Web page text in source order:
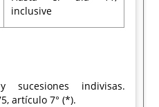
inclusive
indivisas.
artículo 7° (*).